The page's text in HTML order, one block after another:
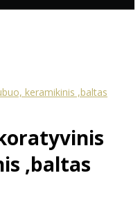
keramikinis ,baltas
,baltas